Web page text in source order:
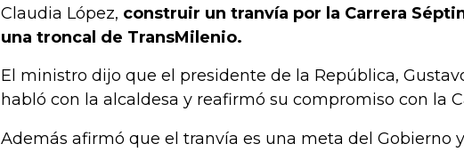
Claudia López, construir un tranvía por la Carrera
una troncal de TransMilenio.
El ministro dijo que el presidente de la República,
habló con la alcaldesa y reafirmó su compromiso con la
Además afirmó que el tranvía es una meta del Gobierno